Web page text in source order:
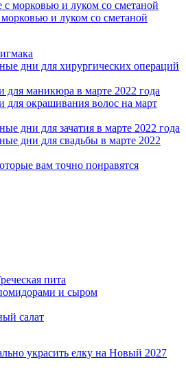
и луком со сметаной
дни для хирургических операций
для маникюра в марте 2022 года
для окрашивания волос на март
дни для зачатия в марте 2022 года
дни для свадьбы в марте 2022
вам точно понравятся
пита
и сыром
салат
украсить елку на Новый 2027